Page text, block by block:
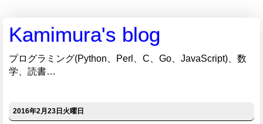
Kamimura's blog
プログラミング(Python、Perl、C、Go、JavaScript)、数
学、読書…
2016年2月23日火曜日